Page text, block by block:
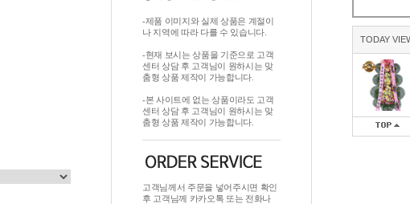
TODAY
-제품 이미지와 실제 상품은 계절이
나 지역에 따라 다를 수 있습니다.
-현재 보시는 상품을 기준으로 고객
센터 상담 후 고객님이 원하시는 맞
춤형 상품 제작이 가능합니다.
-본 사이트에 없는 상품이라도 고객
센터 상담 후 고객님이 원하시는 맞
춤형 상품 제작이 가능합니다.
고객님께서 주문을 넣어주시면 확인
후 고객님께 카카오톡 또는 전화나